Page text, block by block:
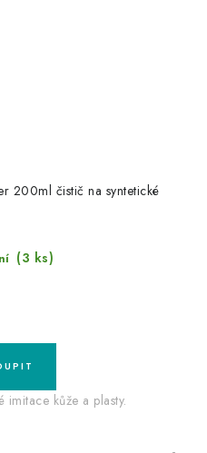
200ml čistič na syntetické
(3 ks)
imitace kůže a plasty.